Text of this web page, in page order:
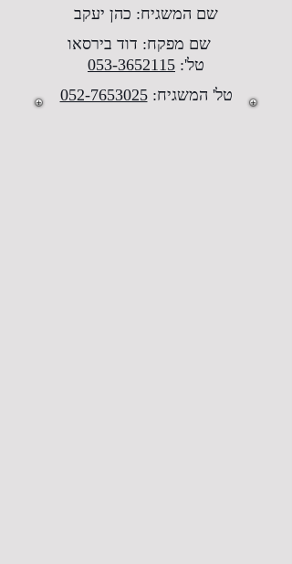
שם המשגיח: כהן יעקב
שם מפקח: דוד בירסאו
טל': 053-3652115
טל' המשגיח:052-7653025